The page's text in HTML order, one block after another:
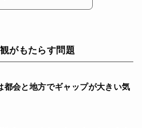
がもたらす問題
会と地方でギャップが大きい気